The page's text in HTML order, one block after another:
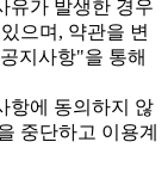
유가 발생한 경우
으며, 약관을 변
지사항"을 통해
항에 동의하지 않
중단하고 이용계